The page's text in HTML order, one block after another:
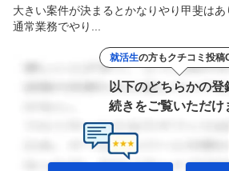
大きい案件が決まるとかなりやり甲斐は
通常業務でやり...
就活生の方もクチコミ投稿
以下のどちらかの登
続きをご覧いただけ